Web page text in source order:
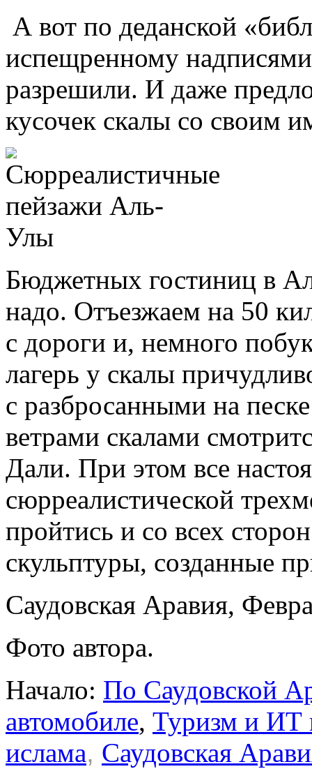
А вот по деданской
испещренному
разрешили. И даже
кусочек скалы со своим
Бюджетных гостиниц в
надо. Отъезжаем на 50
с дороги и, немного
лагерь у скалы
с разбросанными на
ветрами скалами
Дали. При этом все
сюрреалистической
пройтись и со всех
скульптуры, созданные
Саудовская Аравия,
Фото автора.
Начало: По Саудовской
автомобиле, Туризм и ИТ
ислама, Саудовская